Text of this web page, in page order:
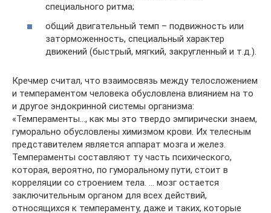
специального ритма;
общий двигательный темп – подвижность или
заторможенность, специальный харак­тер
движений (быстрый, мягкий, закругленный и т.д.).
Кречмер считал, что взаимосвязь между телосложением
и темпераментом человека обусловлена влиянием на то
и другое эндокринной системы организма:
«Темпераменты…, как мы это твердо эмпирически знаем,
гуморально обусловлены химизмом крови. Их телесным
представителем является аппарат мозга и желез.
Темпераменты составляют ту часть психического,
которая, вероятно, по гуморальному пути, стоит в
корреляции со строением тела. … мозг остается
заключительным органом для всех действий,
относящихся к темпераменту, даже и таких, которые